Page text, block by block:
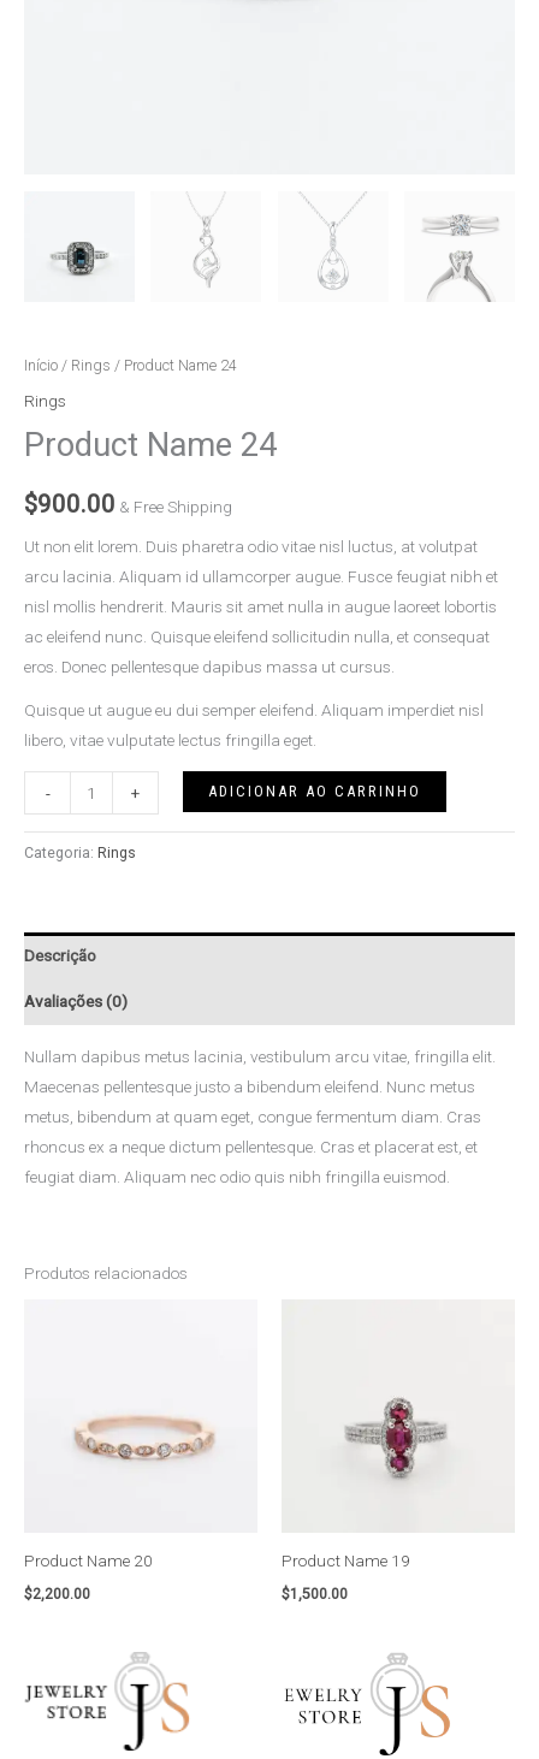
Início / Rings / Product Name 24
Rings
Product Name 24
$900.00 & Free Shipping
Ut non elit lorem. Duis pharetra odio vitae nisl luctus, at volutpat
arcu lacinia. Aliquam id ullamcorper augue. Fusce feugiat nibh et
nisl mollis hendrerit. Mauris sit amet nulla in augue laoreet lobortis
ac eleifend nunc. Quisque eleifend sollicitudin nulla, et consequat
eros. Donec pellentesque dapibus massa ut cursus.
Quisque ut augue eu dui semper eleifend. Aliquam imperdiet nisl
libero, vitae vulputate lectus fringilla eget.
- + ADICIONAR AO CARRINHO
Categoria: Rings
Descrição
Avaliações (0)
Nullam dapibus metus lacinia, vestibulum arcu vitae, fringilla elit.
Maecenas pellentesque justo a bibendum eleifend. Nunc metus
metus, bibendum at quam eget, congue fermentum diam. Cras
rhoncus ex a neque dictum pellentesque. Cras et placerat est, et
feugiat diam. Aliquam nec odio quis nibh fringilla euismod.
Produtos relacionados
Product Name 20
$2,200.00
Product Name 19
$1,500.00